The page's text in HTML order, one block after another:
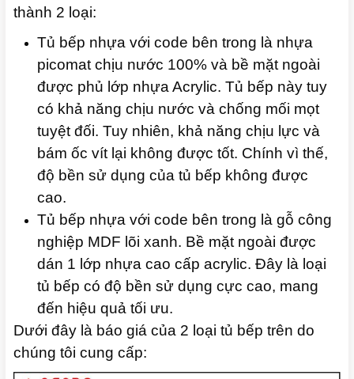
thành 2 loại:
Tủ bếp nhựa với code bên trong là nhựa
picomat chịu nước 100% và bề mặt ngoài
được phủ lớp nhựa Acrylic. Tủ bếp này tuy
có khả năng chịu nước và chống mối mọt
tuyệt đối. Tuy nhiên, khả năng chịu lực và
bám ốc vít lại không được tốt. Chính vì thế,
độ bền sử dụng của tủ bếp không được
cao.
Tủ bếp nhựa với code bên trong là gỗ công
nghiệp MDF lõi xanh. Bề mặt ngoài được
dán 1 lớp nhựa cao cấp acrylic. Đây là loại
tủ bếp có độ bền sử dụng cực cao, mang
đến hiệu quả tối ưu.
Dưới đây là báo giá của 2 loại tủ bếp trên do
chúng tôi cung cấp: